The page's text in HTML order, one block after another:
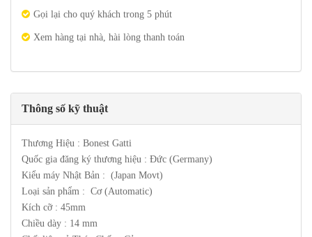
Gọi lại cho quý khách trong 5 phút
Xem hàng tại nhà, hài lòng thanh toán
Thông số kỹ thuật
Thương Hiệu : Bonest Gatti
Quốc gia đăng ký thương hiệu : Đức (Germany)
Kiểu máy Nhật Bản : (Japan Movt)
Loại sản phẩm : Cơ (Automatic)
Kích cỡ : 45mm
Chiều dày : 14 mm